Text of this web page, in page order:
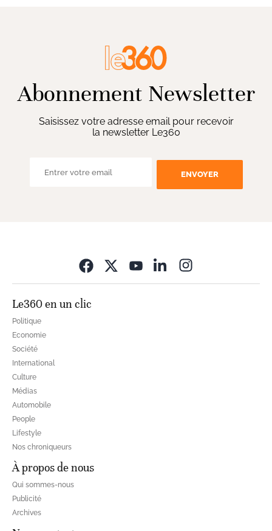
Abonnement Newsletter
Saisissez votre adresse email pour recevoir
la newsletter Le360
ENVOYER
Le360 en un clic
Politique
Economie
Société
International
Culture
Médias
Automobile
People
Lifestyle
Nos chroniqueurs
À propos de nous
Qui sommes-nous
Publicité
Archives